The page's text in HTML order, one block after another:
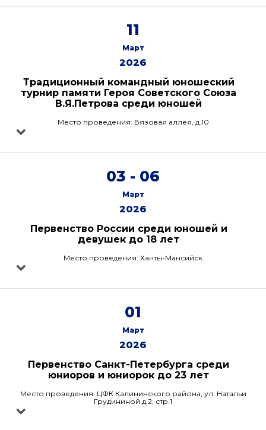
11
Март
2026
Традиционный командный юношеский
турнир памяти Героя Советского Союза
В.Я.Петрова среди юношей
Место проведения: Вязовая аллея, д.10
03 - 06
Март
2026
Первенство России среди юношей и
девушек до 18 лет
Место проведения: Ханты-Мансийск
01
Март
2026
Первенство Санкт-Петербурга среди
юниоров и юниорок до 23 лет
Место проведения: ЦФК Калининского района, ул. Натальи
Грудининой д.2, стр.1